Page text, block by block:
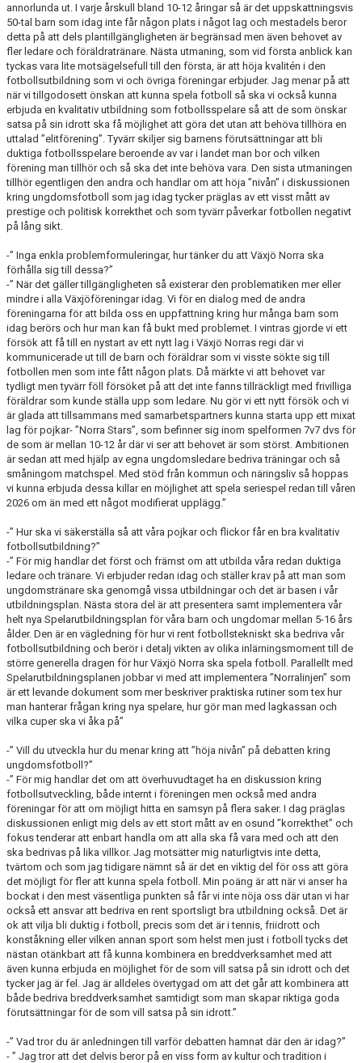
annorlunda ut. I varje årskull bland 10-12 åringar så är det uppskattningsvis
50-tal barn som idag inte får någon plats i något lag och mestadels beror
detta på att dels plantillgängligheten är begränsad men även behovet av
fler ledare och föräldratränare. Nästa utmaning, som vid första anblick kan
tyckas vara lite motsägelsefull till den första, är att höja kvalitén i den
fotbollsutbildning som vi och övriga föreningar erbjuder. Jag menar på att
när vi tillgodosett önskan att kunna spela fotboll så ska vi också kunna
erbjuda en kvalitativ utbildning som fotbollsspelare så att de som önskar
satsa på sin idrott ska få möjlighet att göra det utan att behöva tillhöra en
uttalad ”elitförening”. Tyvärr skiljer sig barnens förutsättningar att bli
duktiga fotbollsspelare beroende av var i landet man bor och vilken
förening man tillhör och så ska det inte behöva vara. Den sista utmaningen
tillhör egentligen den andra och handlar om att höja ”nivån” i diskussionen
kring ungdomsfotboll som jag idag tycker präglas av ett visst mått av
prestige och politisk korrekthet och som tyvärr påverkar fotbollen negativt
på lång sikt.
-” Inga enkla problemformuleringar, hur tänker du att Växjö Norra ska
förhålla sig till dessa?”
-” När det gäller tillgängligheten så existerar den problematiken mer eller
mindre i alla Växjöföreningar idag. Vi för en dialog med de andra
föreningarna för att bilda oss en uppfattning kring hur många barn som
idag berörs och hur man kan få bukt med problemet. I vintras gjorde vi ett
försök att få till en nystart av ett nytt lag i Växjö Norras regi där vi
kommunicerade ut till de barn och föräldrar som vi visste sökte sig till
fotbollen men som inte fått någon plats. Då märkte vi att behovet var
tydligt men tyvärr föll försöket på att det inte fanns tillräckligt med frivilliga
föräldrar som kunde ställa upp som ledare. Nu gör vi ett nytt försök och vi
är glada att tillsammans med samarbetspartners kunna starta upp ett mixat
lag för pojkar- ”Norra Stars”, som befinner sig inom spelformen 7v7 dvs för
de som är mellan 10-12 år där vi ser att behovet är som störst. Ambitionen
är sedan att med hjälp av egna ungdomsledare bedriva träningar och så
småningom matchspel. Med stöd från kommun och näringsliv så hoppas
vi kunna erbjuda dessa killar en möjlighet att spela seriespel redan till våren
2026 om än med ett något modifierat upplägg.”
-” Hur ska vi säkerställa så att våra pojkar och flickor får en bra kvalitativ
fotbollsutbildning?”
-” För mig handlar det först och främst om att utbilda våra redan duktiga
ledare och tränare. Vi erbjuder redan idag och ställer krav på att man som
ungdomstränare ska genomgå vissa utbildningar och det är basen i vår
utbildningsplan. Nästa stora del är att presentera samt implementera vår
helt nya Spelarutbildningsplan för våra barn och ungdomar mellan 5-16 års
ålder. Den är en vägledning för hur vi rent fotbollstekniskt ska bedriva vår
fotbollsutbildning och berör i detalj vikten av olika inlärningsmoment till de
större generella dragen för hur Växjö Norra ska spela fotboll. Parallellt med
Spelarutbildningsplanen jobbar vi med att implementera ”Norralinjen” som
är ett levande dokument som mer beskriver praktiska rutiner som tex hur
man hanterar frågan kring nya spelare, hur gör man med lagkassan och
vilka cuper ska vi åka på”
-” Vill du utveckla hur du menar kring att ”höja nivån” på debatten kring
ungdomsfotboll?”
-” För mig handlar det om att överhuvudtaget ha en diskussion kring
fotbollsutveckling, både internt i föreningen men också med andra
föreningar för att om möjligt hitta en samsyn på flera saker. I dag präglas
diskussionen enligt mig dels av ett stort mått av en osund ”korrekthet” och
fokus tenderar att enbart handla om att alla ska få vara med och att den
ska bedrivas på lika villkor. Jag motsätter mig naturligtvis inte detta,
tvärtom och som jag tidigare nämnt så är det en viktig del för oss att göra
det möjligt för fler att kunna spela fotboll. Min poäng är att när vi anser ha
bockat i den mest väsentliga punkten så får vi inte nöja oss där utan vi har
också ett ansvar att bedriva en rent sportsligt bra utbildning också. Det är
ok att vilja bli duktig i fotboll, precis som det är i tennis, friidrott och
konståkning eller vilken annan sport som helst men just i fotboll tycks det
nästan otänkbart att få kunna kombinera en breddverksamhet med att
även kunna erbjuda en möjlighet för de som vill satsa på sin idrott och det
tycker jag är fel. Jag är alldeles övertygad om att det går att kombinera att
både bedriva breddverksamhet samtidigt som man skapar riktiga goda
förutsättningar för de som vill satsa på sin idrott.”
-” Vad tror du är anledningen till varför debatten hamnat där den är idag?”
- ” Jag tror att det delvis beror på en viss form av kultur och tradition i